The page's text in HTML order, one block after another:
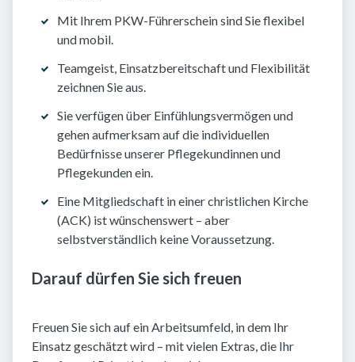
Mit Ihrem PKW-Führerschein sind Sie flexibel
und mobil.
Teamgeist, Einsatzbereitschaft und Flexibilität
zeichnen Sie aus.
Sie verfügen über Einfühlungsvermögen und
gehen aufmerksam auf die individuellen
Bedürfnisse unserer Pflegekundinnen und
Pflegekunden ein.
Eine Mitgliedschaft in einer christlichen Kirche
(ACK) ist wünschenswert – aber
selbstverständlich keine Voraussetzung.
Darauf dürfen Sie sich freuen
Freuen Sie sich auf ein Arbeitsumfeld, in dem Ihr
Einsatz geschätzt wird – mit vielen Extras, die Ihr